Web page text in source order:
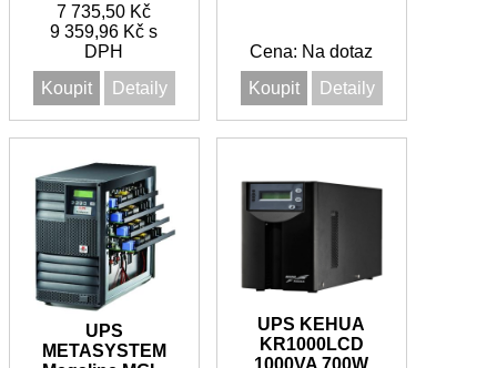
7 735,50 Kč
9 359,96 Kč s
DPH
Koupit
Detaily
Cena: Na dotaz
Koupit
Detaily
UPS
METASYSTEM
UPS KEHUA
KR1000LCD
1000VA 700W